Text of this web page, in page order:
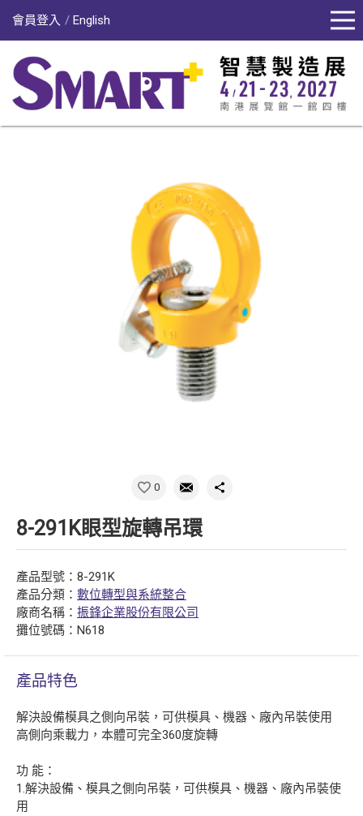
會員登入 English
0
8-291K眼型旋轉吊環
產品型號：8-291K
產品分類： 數位轉型與系統整合
廠商名稱： 振鋒企業股份有限公司
攤位號碼：N618
產品特色
解決設備模具之側向吊裝，可供模具、機器、廠內吊裝使用
高側向乘載力，本體可完全360度旋轉
功 能：
1.解決設備、模具之側向吊裝，可供模具、機器、廠內吊裝使
用